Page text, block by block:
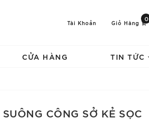
Tài Khoản Giỏ Hàng
0
CỬA HÀNG TIN TỨC
CÔNG SỞ KẺ SỌC